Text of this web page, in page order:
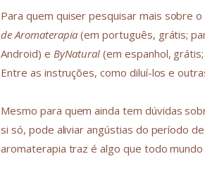
Para quem quiser pesquisar mais sobre
de Aromaterapia (em português, grátis;
Android) e ByNatural (em espanhol,
Entre as instruções, como diluí-los e
Mesmo para quem ainda tem dúvidas
si só, pode aliviar angústias do período
aromaterapia traz é algo que todo